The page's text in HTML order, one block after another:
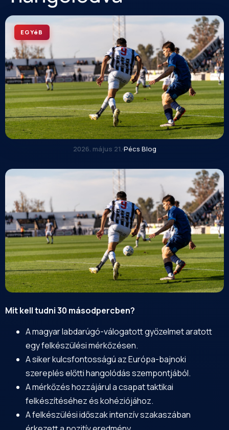
EGYéB
2026. május 21.·Pécs Blog
Mit kell tudni 30 másodpercben?
A magyar labdarúgó-válogatott győzelmet aratott
egy felkészülési mérkőzésen.
A siker kulcsfontosságú az Európa-bajnoki
szereplés előtti hangolódás szempontjából.
A mérkőzés hozzájárul a csapat taktikai
felkészítéséhez és kohéziójához.
A felkészülési időszak intenzív szakaszában